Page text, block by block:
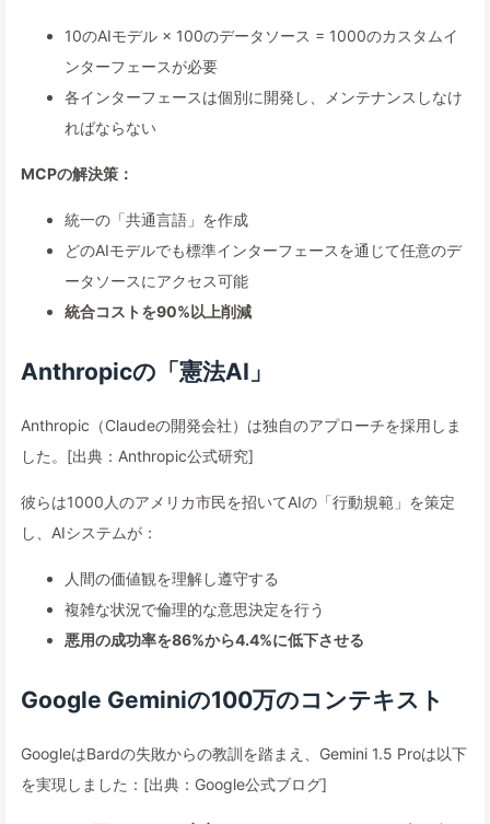
10のAIモデル × 100のデータソース = 1000のカスタムイ
ンターフェースが必要
各インターフェースは個別に開発し、メンテナンスしなけ
ればならない
MCPの解決策：
統一の「共通言語」を作成
どのAIモデルでも標準インターフェースを通じて任意のデ
ータソースにアクセス可能
統合コストを90%以上削減
Anthropicの「憲法AI」
Anthropic（Claudeの開発会社）は独自のアプローチを採用しま
した。[出典：Anthropic公式研究]
彼らは1000人のアメリカ市民を招いてAIの「行動規範」を策定
し、AIシステムが：
人間の価値観を理解し遵守する
複雑な状況で倫理的な意思決定を行う
悪用の成功率を86%から4.4%に低下させる
Google Geminiの100万のコンテキスト
GoogleはBardの失敗からの教訓を踏まえ、Gemini 1.5 Proは以下
を実現しました：[出典：Google公式ブログ]